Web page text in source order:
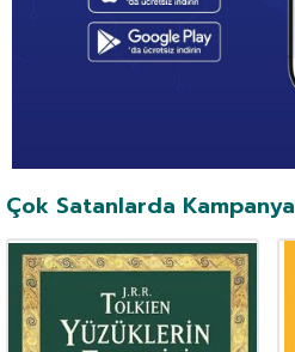
Çok Satanlarda Kampanya